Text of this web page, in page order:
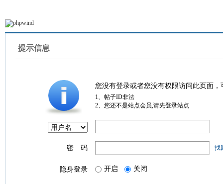
提示信息
您没有登录或者您没有权限访问此页面
1、帖子ID非法
2、您还不是站点会员,请先登录站点
密 码 找
隐身登录 开启 关闭